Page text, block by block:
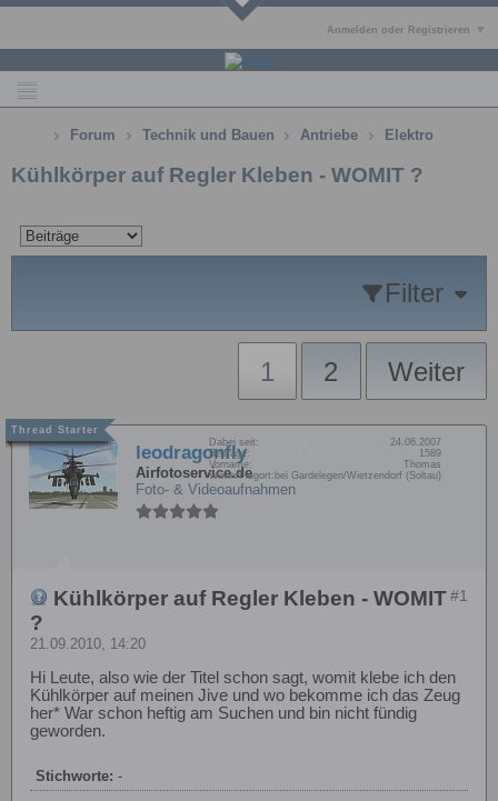
Anmelden oder Registrieren
Forum Technik und Bauen Antriebe Elektro
Kühlkörper auf Regler Kleben - WOMIT ?
Filter
1 2 Weiter
leodragonfly
Airfotoservice.de
Foto- & Videoaufnahmen
Dabei seit:
24.06.2007
Beiträge:
1589
Vorname:
Thomas
Wohn/Flugort: bei Gardelegen/Wietzendorf (Soltau)
#1
Kühlkörper auf Regler Kleben - WOMIT
?
21.09.2010, 14:20
Hi Leute, also wie der Titel schon sagt, womit klebe ich den
Kühlkörper auf meinen Jive und wo bekomme ich das Zeug
her* War schon heftig am Suchen und bin nicht fündig
geworden.
Stichworte: -